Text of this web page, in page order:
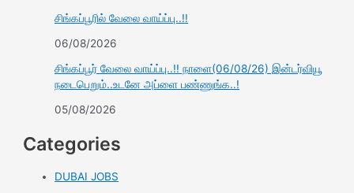
சிங்கப்பூரில் வேலை வாய்ப்பு..!!
06/08/2026
சிங்கப்பூர் வேலை வாய்ப்பு..!! நாளை(06/08/26) இன்டர்வியூ
நடைபெறும்..உடனே அப்ளை பண்ணுங்க..!
05/08/2026
Categories
DUBAI JOBS